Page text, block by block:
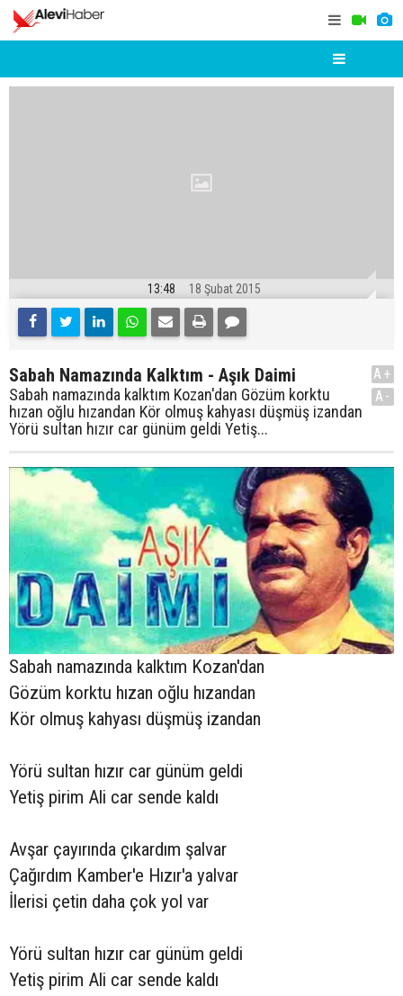
13:48 18 Şubat 2015
Sabah Namazında Kalktım - Aşık Daimi
Sabah namazında kalktım Kozan'dan Gözüm korktu
hızan oğlu hızandan Kör olmuş kahyası düşmüş izandan
Yörü sultan hızır car günüm geldi Yetiş...
A+
A-
Sabah namazında kalktım Kozan'dan
Gözüm korktu hızan oğlu hızandan
Kör olmuş kahyası düşmüş izandan
Yörü sultan hızır car günüm geldi
Yetiş pirim Ali car sende kaldı
Avşar çayırında çıkardım şalvar
Çağırdım Kamber'e Hızır'a yalvar
İlerisi çetin daha çok yol var
Yörü sultan hızır car günüm geldi
Yetiş pirim Ali car sende kaldı